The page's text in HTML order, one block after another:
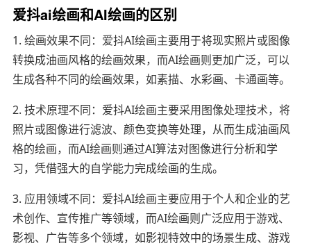
爱抖ai绘画和AI绘画的区别
1. 绘画效果不同：爱抖AI绘画主要用于将现实照片或图像
转换成油画风格的绘画效果，而AI绘画则更加广泛，可以
生成各种不同的绘画效果，如素描、水彩画、卡通画等。
2. 技术原理不同：爱抖AI绘画主要采用图像处理技术，将
照片或图像进行滤波、颜色变换等处理，从而生成油画风
格的绘画，而AI绘画则通过AI算法对图像进行分析和学
习，凭借强大的自学能力完成绘画的生成。
3. 应用领域不同：爱抖AI绘画主要应用于个人和企业的艺
术创作、宣传推广等领域，而AI绘画则广泛应用于游戏、
影视、广告等多个领域，如影视特效中的场景生成、游戏